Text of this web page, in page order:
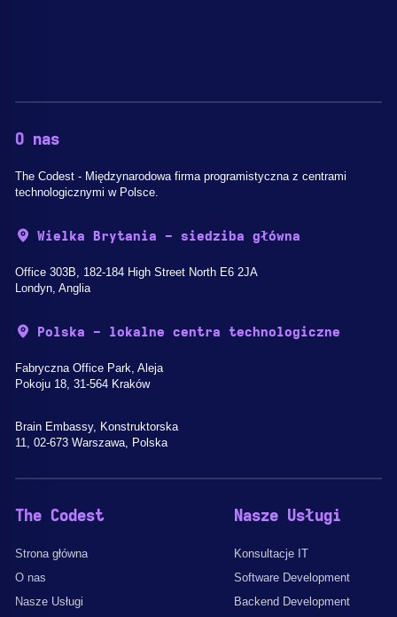
O nas
The Codest - Międzynarodowa firma programistyczna z centrami
technologicznymi w Polsce.
Wielka Brytania - siedziba główna
Office 303B, 182-184 High Street North E6 2JA
Londyn, Anglia
Polska - lokalne centra technologiczne
Fabryczna Office Park, Aleja
Pokoju 18, 31-564 Kraków
Brain Embassy, Konstruktorska
11, 02-673 Warszawa, Polska
The Codest
Strona główna
O nas
Nasze Usługi
Nasze Usługi
Konsultacje IT
Software Development
Backend Development